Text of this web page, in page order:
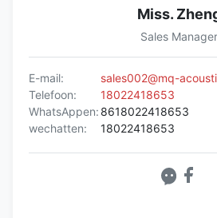
Miss.
Sales Manager
E-mail:
sales002@mq-
Telefoon:
18022418653
WhatsAppen: 8618022418653
wechatten:
18022418653